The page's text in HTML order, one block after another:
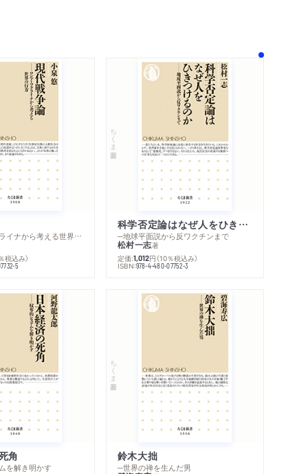
─ロシア・ウクライナから考える世界の行方
税込み）
5
ちくま新書
科学否定論はなぜ人をひきつけるのか
─地球平面説から反ワクチンまで
松村一志著
定価:1,012円 （10％税込み）
ISBN:978-4-480-07752-3
角
を解き明かす
ちくま新書
鈴木大拙
─世界の禅を生んだ男